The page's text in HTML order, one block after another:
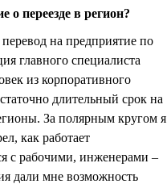
переезде в регион?
на предприятие по
главного специалиста
из корпоративного
длительный срок на
За полярным кругом я
как работает
с рабочими, инженерами –
дали мне возможность